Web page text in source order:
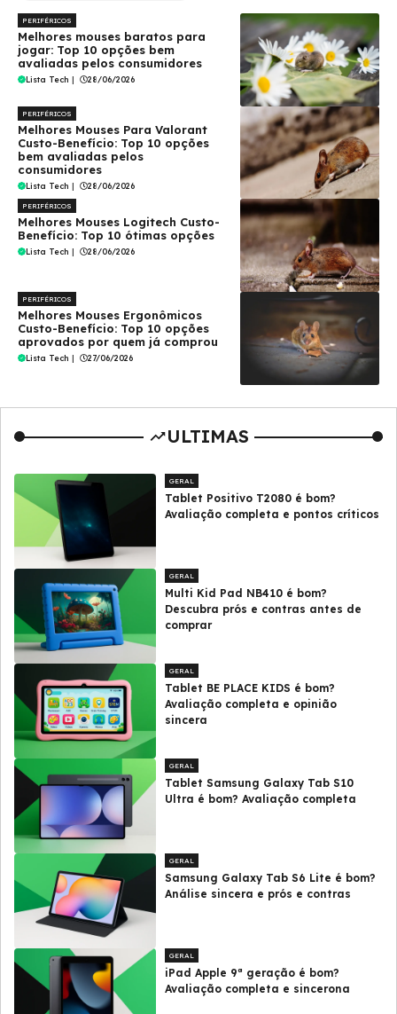
PERIFÉRICOS
Melhores mouses baratos para
jogar: Top 10 opções bem
avaliadas pelos consumidores
Lista Tech | 28/06/2026
PERIFÉRICOS
Melhores Mouses Para Valorant
Custo-Benefício: Top 10 opções
bem avaliadas pelos
consumidores
Lista Tech | 28/06/2026
PERIFÉRICOS
Melhores Mouses Logitech Custo-
Benefício: Top 10 ótimas opções
Lista Tech | 28/06/2026
PERIFÉRICOS
Melhores Mouses Ergonômicos
Custo-Benefício: Top 10 opções
aprovados por quem já comprou
Lista Tech | 27/06/2026
ULTIMAS
GERAL
Tablet Positivo T2080 é bom?
Avaliação completa e pontos críticos
GERAL
Multi Kid Pad NB410 é bom?
Descubra prós e contras antes de
comprar
GERAL
Tablet BE PLACE KIDS é bom?
Avaliação completa e opinião
sincera
GERAL
Tablet Samsung Galaxy Tab S10
Ultra é bom? Avaliação completa
GERAL
Samsung Galaxy Tab S6 Lite é bom?
Análise sincera e prós e contras
GERAL
iPad Apple 9ª geração é bom?
Avaliação completa e sincerona